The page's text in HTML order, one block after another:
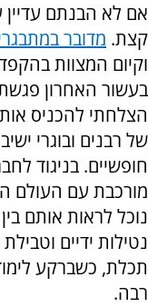
אם לא הבנתם עדיין
קצת. מדובר
וקיום המצוות
בעשור האחרון
הצלחתי להכניס
של רבנים ובוגרי
חופשיים. בניגוד
מורכבת עם העולם
נוכל לראות אותם
נטילות ידיים
תכלת, כשברקע
רבה.